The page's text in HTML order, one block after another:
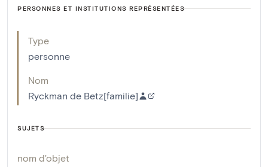
PERSONNES ET INSTITUTIONS REPRÉSENTÉES
Type
personne
Nom
Ryckman de Betz[familie]
SUJETS
nom d'objet